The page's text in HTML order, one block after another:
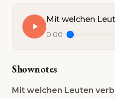
0:00
Shownotes
Mit welchen Leuten